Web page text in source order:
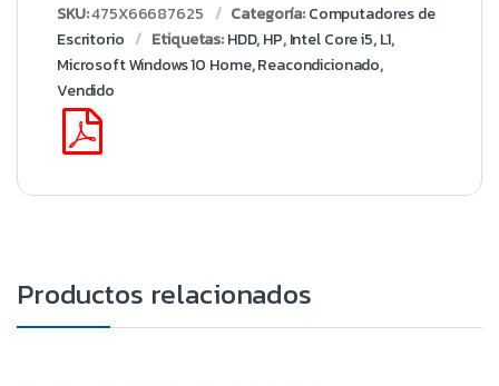
SKU:475X66687625 Categoría:Computadores de
Escritorio
Etiquetas:HDD,HP,Intel Core i5,L1,
Microsoft Windows 10 Home,Reacondicionado,
Vendido
Productos relacionados